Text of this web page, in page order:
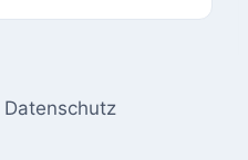
Datenschutz